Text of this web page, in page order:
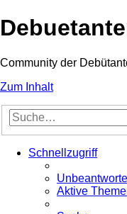
Community der
Zum Inhalt
Schnellzugriff
Aktive